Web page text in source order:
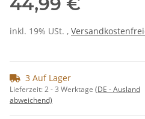
inkl. 19% USt. ,
3 Auf Lager
Lieferzeit:2 - 3 Werktage (DE - Ausland
abweichend)